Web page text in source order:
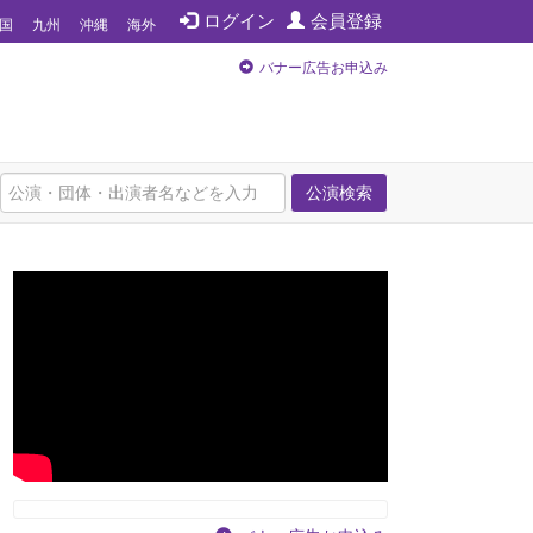
ログイン 会員登録
九州 沖縄 海外
バナー広告お申込み
公演検索